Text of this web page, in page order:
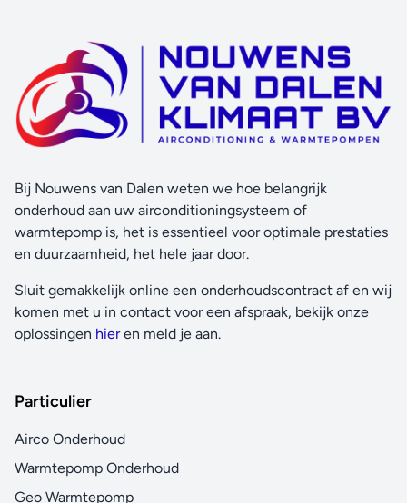
Bij Nouwens van Dalen weten we hoe belangrijk
onderhoud aan uw airconditioningsysteem of
warmtepomp is, het is essentieel voor optimale prestaties
en duurzaamheid, het hele jaar door.
Sluit gemakkelijk online een onderhoudscontract af en wij
komen met u in contact voor een afspraak, bekijk onze
oplossingen hieren meld je aan.
Particulier
Airco Onderhoud
Warmtepomp Onderhoud
Geo Warmtepomp